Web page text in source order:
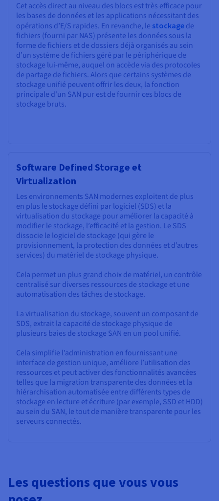
Cet accès direct au niveau des blocs est très efficace pour
les bases de données et les applications nécessitant des
opérations d’E/S rapides. En revanche, le stockage de
fichiers (fourni par NAS) présente les données sous la
forme de fichiers et de dossiers déjà organisés au sein
d’un système de fichiers géré par le périphérique de
stockage lui-même, auquel on accède via des protocoles
de partage de fichiers. Alors que certains systèmes de
stockage unifié peuvent offrir les deux, la fonction
principale d'un SAN pur est de fournir ces blocs de
stockage bruts.
Software Defined Storage et
Virtualization
Les environnements SAN modernes exploitent de plus
en plus le stockage défini par logiciel (SDS) et la
virtualisation du stockage pour améliorer la capacité à
modifier le stockage, l’efficacité et la gestion. Le SDS
dissocie le logiciel de stockage (qui gère le
provisionnement, la protection des données et d’autres
services) du matériel de stockage physique.
Cela permet un plus grand choix de matériel, un contrôle
centralisé sur diverses ressources de stockage et une
automatisation des tâches de stockage.
La virtualisation du stockage, souvent un composant de
SDS, extrait la capacité de stockage physique de
plusieurs baies de stockage SAN en un pool unifié.
Cela simplifie l’administration en fournissant une
interface de gestion unique, améliore l’utilisation des
ressources et peut activer des fonctionnalités avancées
telles que la migration transparente des données et la
hiérarchisation automatisée entre différents types de
stockage en lecture et écriture (par exemple, SSD et HDD)
au sein du SAN, le tout de manière transparente pour les
serveurs connectés.
Les questions que vous vous